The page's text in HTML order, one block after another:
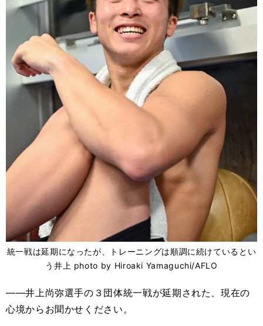
統一戦は延期になったが、トレーニングは順調に続けているとい
う井上 photo by Hiroaki Yamaguchi/AFLO
――井上尚弥選手の３団体統一戦が延期された、現在の
心境からお聞かせください。